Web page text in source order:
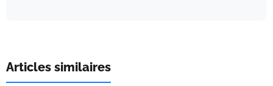
Articles similaires